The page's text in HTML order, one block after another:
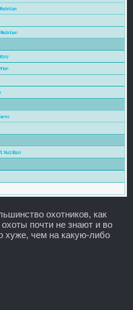
охотников, как
охоты почти не знают и во
хуже, чем на какую-либо